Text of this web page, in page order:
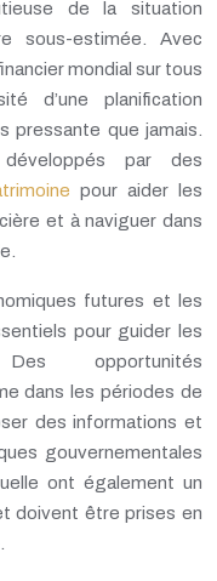
de la situation
sous-estimée. Avec
mondial sur tous
d’une planification
pressante que jamais.
par des
pour aider les
et à naviguer dans
futures et les
pour guider les
Des opportunités
dans les périodes de
des informations et
gouvernementales
ont également un
doivent être prises en